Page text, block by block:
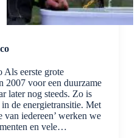
Als eerste grote
2007 voor een duurzame
later nog steeds. Zo is
de energietransitie. Met
van iedereen’ werken we
en vele…